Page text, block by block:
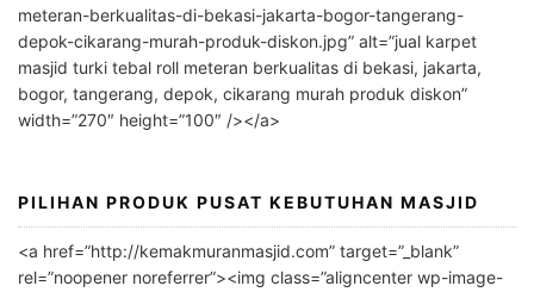
a
t
i
v
meteran-berkualitas-di-bekasi-jakarta-bogor-tangerang-
depok-cikarang-murah-produk-diskon.jpg” alt=”jual karpet
masjid turki tebal roll meteran berkualitas di bekasi, jakarta,
bogor, tangerang, depok, cikarang murah produk diskon”
width=”270″ height=”100″ /></a>
PILIHAN PRODUK PUSAT KEBUTUHAN MASJID
<a href=”http://kemakmuranmasjid.com” target=”_blank”
rel=”noopener noreferrer”><img class=”aligncenter wp-image-